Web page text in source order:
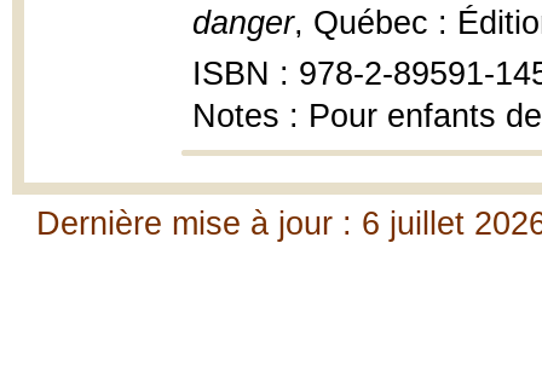
danger, Québec :
ISBN : 978-2-89591-
Notes : Pour enfants
Dernière mise à jour : 6 juillet